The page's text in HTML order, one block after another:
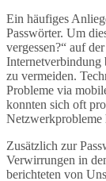
Ein häufiges
Passwörter. Um
vergessen?“ auf
Internetverbindung
zu vermeiden.
Probleme via
konnten sich oft
Netzwerkprobleme
Zusätzlich zur
Verwirrungen in
berichteten von